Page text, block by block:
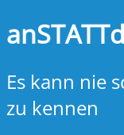
Es kann nie
zu kennen